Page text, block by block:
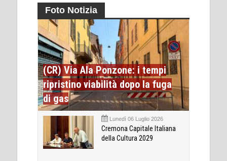
Foto Notizia
(CR) Via Ala Ponzone: i tempi
ripristino viabilità dopo la fuga
di gas
Lunedì 06 Luglio 2026
Cremona Capitale Italiana
della Cultura 2029